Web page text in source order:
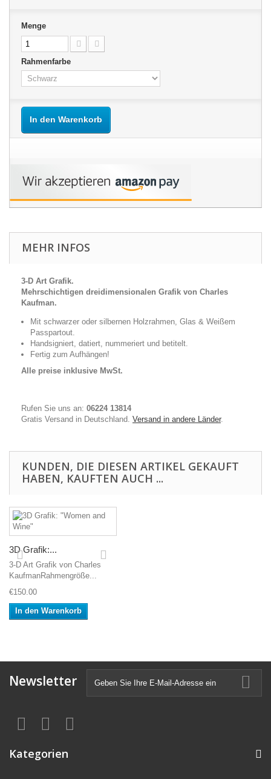
Menge
Rahmenfarbe
In den Warenkorb
MEHR INFOS
3-D Art Grafik.
Mehrschichtigen dreidimensionalen Grafik von Charles
Kaufman.
Mit schwarzer oder silbernen Holzrahmen, Glas & Weißem
Passpartout.
Handsigniert, datiert, nummeriert und betitelt.
Fertig zum Aufhängen!
Alle preise inklusive MwSt.
Rufen Sie uns an: 06224 13814
Gratis Versand in Deutschland. Versand in andere Länder.
KUNDEN, DIE DIESEN ARTIKEL GEKAUFT
HABEN, KAUFTEN AUCH ...
3D Grafik:...
3-D Art Grafik von Charles
KaufmanRahmengröße...
€150.00
In den Warenkorb
Newsletter
Kategorien